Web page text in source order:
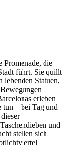
Promenade, die
führt. Sie quillt
lebenden Statuen,
erleben
tun – bei Tag und
und
stellen sich